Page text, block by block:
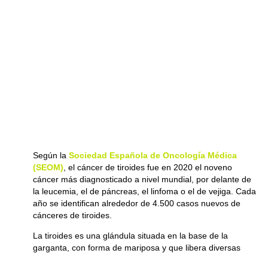
Según laSociedad Española de Oncología Médica
(SEOM) , el cáncer de tiroides fue en 2020 el noveno
cáncer más diagnosticado a nivel mundial, por delante de
la leucemia, el de páncreas, el linfoma o el de vejiga. Cada
año se identifican alrededor de 4.500 casos nuevos de
cánceres de tiroides.
La tiroides es una glándula situada en la base de la
garganta, con forma de mariposa y que libera diversas